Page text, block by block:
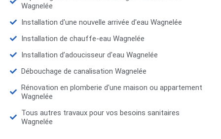
Wagnelée
Installation d'une nouvelle arrivée d'eau Wagnelée
Installation de chauffe-eau Wagnelée
Installation d’adoucisseur d'eau Wagnelée
Débouchage de canalisation Wagnelée
Rénovation en plomberie d'une maison ou appartement
Wagnelée
Tous autres travaux pour vos besoins sanitaires
Wagnelée